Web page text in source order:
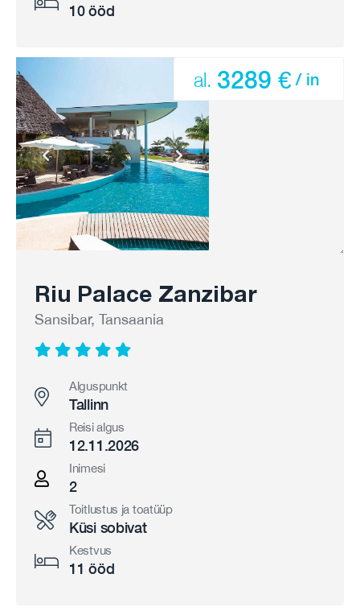
10 ööd
Riu Palace Zanzibar
Sansibar, Tansaania
al. 3289 € / in
Alguspunkt
Tallinn
Reisi algus
12.11.2026
Inimesi
2
Toitlustus ja toatüüp
Küsi sobivat
Kestvus
11 ööd